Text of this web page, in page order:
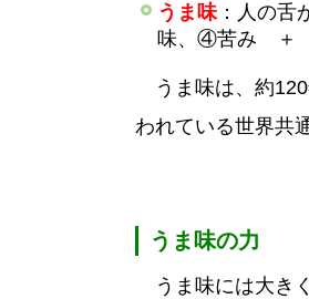
うま味：人の舌
味、④苦み ＋
うま味は、約
われている世界共
うま味の力
うま味には大き